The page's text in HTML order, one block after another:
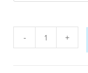
- +